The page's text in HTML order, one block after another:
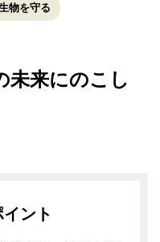
物を守る
未来にのこし
ント